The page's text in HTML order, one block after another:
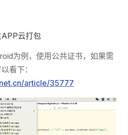
APP云打包
为例，使用公共证书，如果需
看下：
article/35777